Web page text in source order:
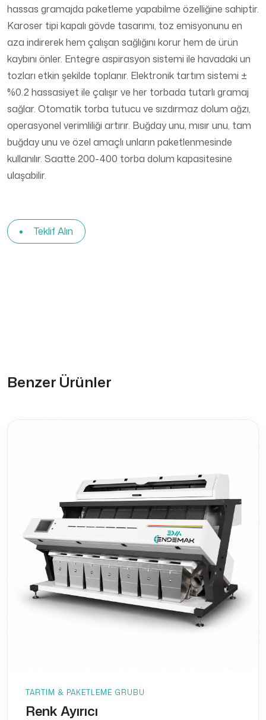
hassas gramajda paketleme yapabilme özelliğine sahiptir.
Karoser tipi kapalı gövde tasarımı, toz emisyonunu en
aza indirerek hem çalışan sağlığını korur hem de ürün
kaybını önler. Entegre aspirasyon sistemi ile havadaki un
tozları etkin şekilde toplanır. Elektronik tartım sistemi ±
%0.2 hassasiyet ile çalışır ve her torbada tutarlı gramaj
sağlar. Otomatik torba tutucu ve sızdırmaz dolum ağzı,
operasyonel verimliliği artırır. Buğday unu, mısır unu, tam
buğday unu ve özel amaçlı unların paketlenmesinde
kullanılır. Saatte 200-400 torba dolum kapasitesine
ulaşabilir.
Teklif Alın
Benzer Ürünler
TARTIM & PAKETLEME GRUBU
Renk Ayırıcı